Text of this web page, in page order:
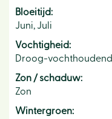
Bloeitijd:
Juni, Juli
Vochtigheid:
Droog-vochthoudend
Zon / schaduw:
Zon
Wintergroen: